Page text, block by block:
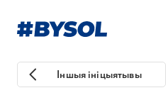
Іншыя ініцыятывы